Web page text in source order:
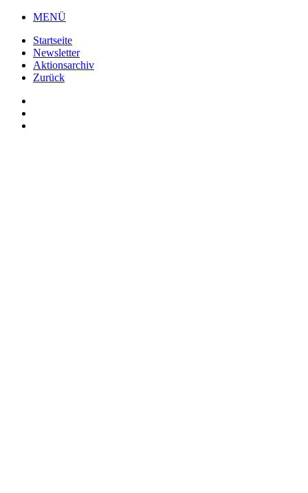
MENÜ
Startseite
Newsletter
Aktionsarchiv
Zurück